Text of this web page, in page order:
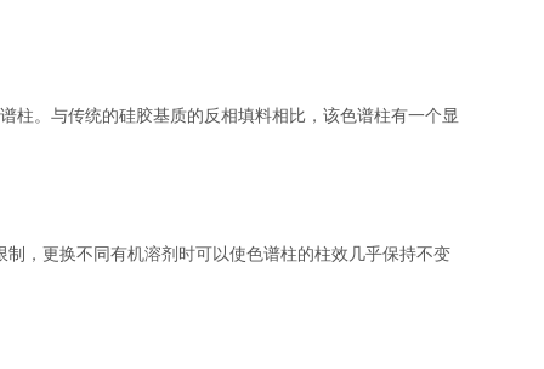
柱。与传统的硅胶基质的反相填料相比，该色谱柱有一个显
，更换不同有机溶剂时可以使色谱柱的柱效几乎保持不变